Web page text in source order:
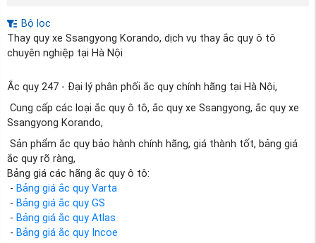
Bộ lọc
Thay quy xe Ssangyong Korando, dịch vụ thay ắc quy ô tô
chuyên nghiệp tại Hà Nội
Ắc quy 247 - Đại lý phân phối ắc quy chính hãng tại Hà Nội,
Cung cấp các loại ắc quy ô tô, ắc quy xe Ssangyong, ắc quy xe
Ssangyong Korando,
Sản phẩm ắc quy bảo hành chính hãng, giá thành tốt, bảng giá
ắc quy rõ ràng,
Bảng giá các hãng ắc quy ô tô:
- Bảng giá ắc quy Varta
- Bảng giá ắc quy GS
- Bảng giá ắc quy Atlas
- Bảng giá ắc quy Incoe